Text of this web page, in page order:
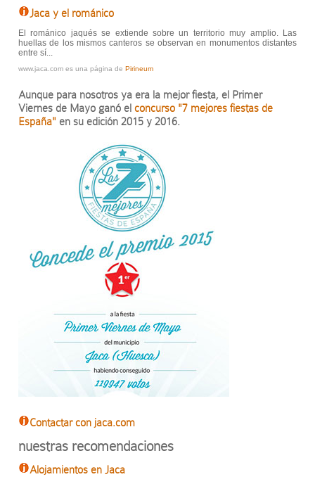
Jaca y el románico
El románico jaqués se extiende sobre un territorio muy amplio. Las
huellas de los mismos canteros se observan en monumentos distantes
entre sí...
www.jaca.com es una página de Pirineum
Aunque para nosotros ya era la mejor fiesta, el Primer
Viernes de Mayo ganó el concurso "7 mejores fiestas de
España" en su edición 2015 y 2016.
Contactar con jaca.com
nuestras recomendaciones
Alojamientos en Jaca